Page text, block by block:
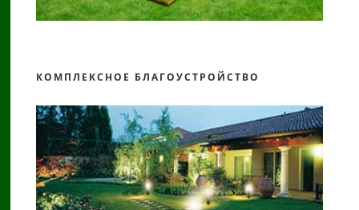
КОМПЛЕКСНОЕ БЛАГОУСТРОЙСТВО